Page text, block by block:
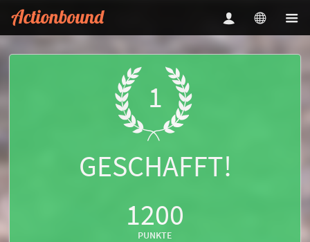
1
GESCHAFFT!
1200
PUNKTE